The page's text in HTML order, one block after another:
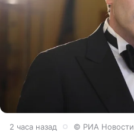
2 часа назад © РИА Новости